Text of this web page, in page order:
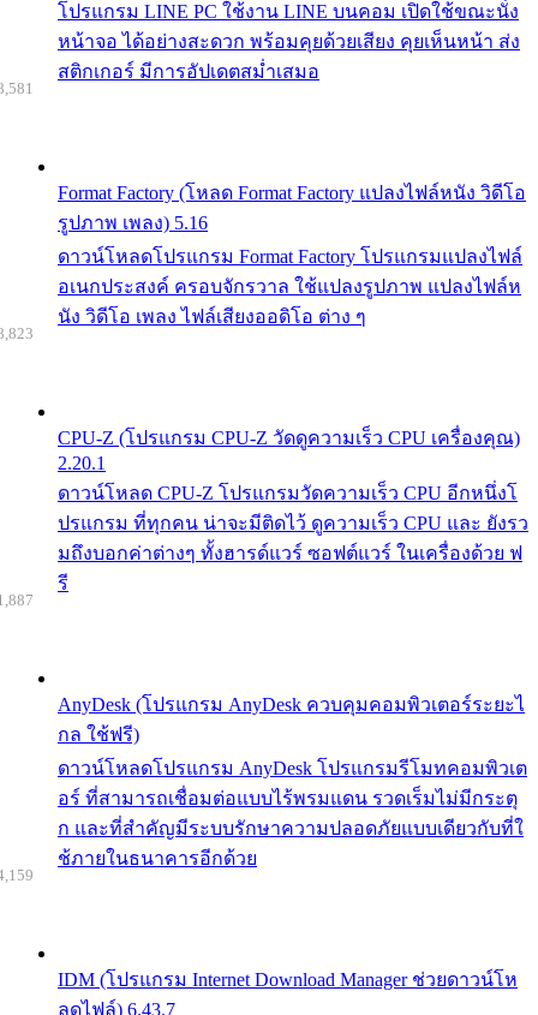
โปรแกรม LINE PC ใช้งาน LINE บนคอม เปิดใช้ขณะนั่ง
หน้าจอ ได้อย่างสะดวก พร้อมคุยด้วยเสียง คุยเห็นหน้า ส่ง
สติกเกอร์ มีการอัปเดตสม่ำเสมอ
Format Factory (โหลด Format Factory แปลงไฟล์หนัง วิดีโอ
รูปภาพ เพลง) 5.16
ดาวน์โหลดโปรแกรม Format Factory โปรแกรมแปลงไฟล์
อเนกประสงค์ ครอบจักรวาล ใช้แปลงรูปภาพ แปลงไฟล์ห
นัง วิดีโอ เพลง ไฟล์เสียงออดิโอ ต่าง ๆ
CPU-Z (โปรแกรม CPU-Z วัดดูความเร็ว CPU เครื่องคุณ)
2.20.1
ดาวน์โหลด CPU-Z โปรแกรมวัดความเร็ว CPU อีกหนึ่งโ
ปรแกรม ที่ทุกคน น่าจะมีติดไว้ ดูความเร็ว CPU และ ยังรว
มถึงบอกค่าต่างๆ ทั้งฮารด์แวร์ ซอฟต์แวร์ ในเครื่องด้วย ฟ
รี
AnyDesk (โปรแกรม AnyDesk ควบคุมคอมพิวเตอร์ระยะไ
กล ใช้ฟรี)
ดาวน์โหลดโปรแกรม AnyDesk โปรแกรมรีโมทคอมพิวเต
อร์ ที่สามารถเชื่อมต่อแบบไร้พรมแดน รวดเร็มไม่มีกระตุ
ก และที่สำคัญมีระบบรักษาความปลอดภัยแบบเดียวกับที่ใ
ช้ภายในธนาคารอีกด้วย
IDM (โปรแกรม Internet Download Manager ช่วยดาวน์โห
ลดไฟล์) 6.43.7